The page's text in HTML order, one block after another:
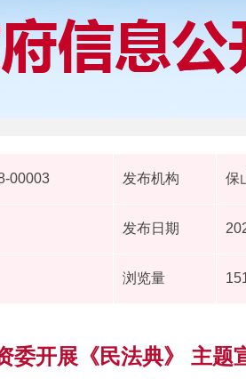
00003 发布机构 保
发布日期
浏览量
委开展《民法典》 主题